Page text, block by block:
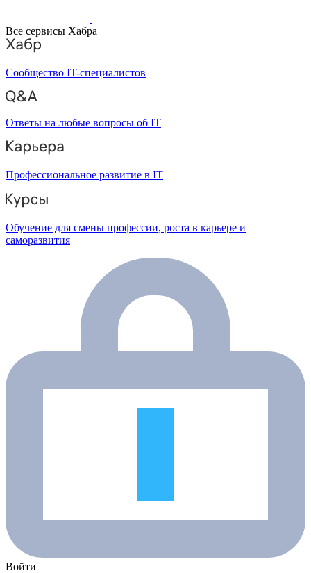
Все сервисы Хабра
Сообщество IT-специалистов
Ответы на любые вопросы об IT
Профессиональное развитие в IT
Обучение для смены профессии, роста в карьере и
саморазвития
Войти